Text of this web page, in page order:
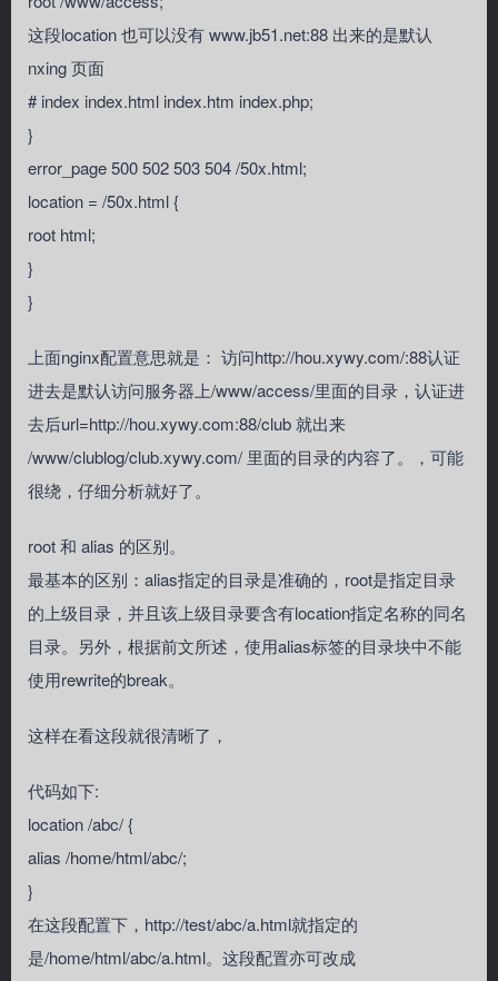
这段location 也可以没有 www.jb51.net:88 出来的是默认
nxing 页面
# index index.html index.htm index.php;
}
error_page 500 502 503 504 /50x.html;
location = /50x.html {
root html;
}
}
上面nginx配置意思就是： 访问http://hou.xywy.com/:88认证
进去是默认访问服务器上/www/access/里面的目录，认证进
去后url=http://hou.xywy.com:88/club 就出来
/www/clublog/club.xywy.com/ 里面的目录的内容了。，可能
很绕，仔细分析就好了。
root 和 alias 的区别。
最基本的区别：alias指定的目录是准确的，root是指定目录
的上级目录，并且该上级目录要含有location指定名称的同名
目录。另外，根据前文所述，使用alias标签的目录块中不能
使用rewrite的break。
这样在看这段就很清晰了，
代码如下:
location /abc/ {
alias /home/html/abc/;
}
在这段配置下，http://test/abc/a.html就指定的
是/home/html/abc/a.html。这段配置亦可改成